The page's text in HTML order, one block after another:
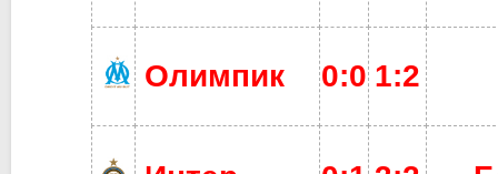
Олимпик 0:0 1:2